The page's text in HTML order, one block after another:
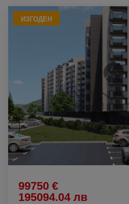
ИЗГОДЕН
99750 €
195094.04 лв